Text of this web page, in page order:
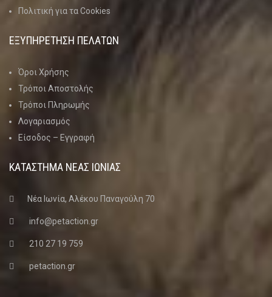
Πολιτική για τα Cookies
ΕΞΥΠΗΡΕΤΗΣΗ ΠΕΛΑΤΩΝ
Όροι Χρήσης
Τρόποι Αποστολής
Τρόποι Πληρωμής
Λογαριασμός
Είσοδος – Εγγραφή
ΚΑΤΑΣΤΗΜΑ ΝΈΑΣ ΙΩΝΊΑΣ
Νέα Ιωνία, Αλέκου Παναγούλη 70
info@petaction.gr
210 27 19 759
petaction.gr